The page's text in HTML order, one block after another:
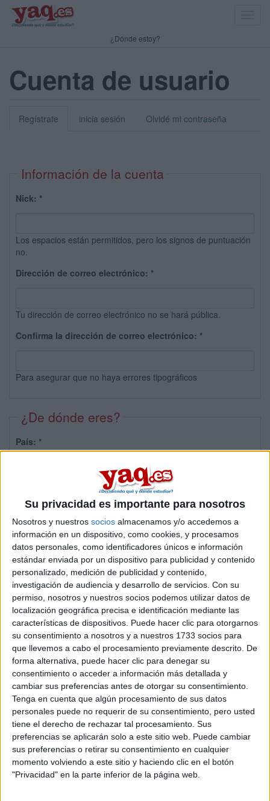
Su privacidad es importante para nosotros
Nosotros y nuestros socios almacenamos y/o accedemos a
información en un dispositivo, como cookies, y procesamos
datos personales, como identificadores únicos e información
estándar enviada por un dispositivo para publicidad y contenido
personalizado, medición de publicidad y contenido,
investigación de audiencia y desarrollo de servicios. Con su
permiso, nosotros y nuestros socios podemos utilizar datos de
localización geográfica precisa e identificación mediante las
características de dispositivos. Puede hacer clic para otorgarnos
su consentimiento a nosotros y a nuestros 1733 socios para
que llevemos a cabo el procesamiento previamente descrito. De
forma alternativa, puede hacer clic para denegar su
consentimiento o acceder a información más detallada y
cambiar sus preferencias antes de otorgar su consentimiento.
Tenga en cuenta que algún procesamiento de sus datos
personales puede no requerir de su consentimiento, pero usted
tiene el derecho de rechazar tal procesamiento. Sus
preferencias se aplicarán solo a este sitio web. Puede cambiar
sus preferencias o retirar su consentimiento en cualquier
momento volviendo a este sitio y haciendo clic en el botón
"Privacidad" en la parte inferior de la página web.
¿Dónde estoy?
Cuenta de usuario
Regístrate inicia sesión Olvidé mi contraseña
Información de la cuenta
Nick: *
Los espacios están permitidos, pero los signos de puntuación
no.
Dirección de correo electrónico: *
Tu dirección de correo electrónico no se hará pública.
Confirma la dirección de correo electrónico: *
Para asegurar que no haya errores tipográficos
¿De dónde eres?
País: *
Sobre ti
Soy:*
Chico
Chica
¿En qué año terminas (o terminaste) bachillerato o FP?
Soy estudiante de:*
Términos y Condiciones de Uso
Aceptolos Términos y Condicionesde uso*